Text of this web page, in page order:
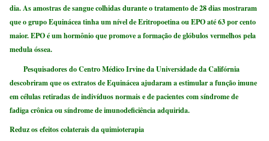
dia. As amostras de sangue colhidas durante o tratamento de 28 dias mostraram
que o grupo Equinácea tinha um nível de Eritropoetina ou EPO até 63 por cento
maior. EPO é um hormônio que promove a formação de glóbulos vermelhos pela
medula óssea.
Pesquisadores do Centro Médico Irvine da Universidade da Califórnia
descobriram que os extratos de Equinácea ajudaram a estimular a função imune
em células retiradas de indivíduos normais e de pacientes com síndrome de
fadiga crônica ou síndrome de imunodeficiência adquirida.
Reduz os efeitos colaterais da quimioterapia